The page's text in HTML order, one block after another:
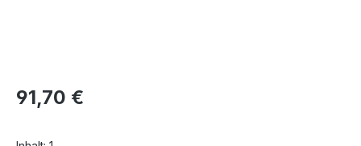
Regulärer Preis:
91,70 €